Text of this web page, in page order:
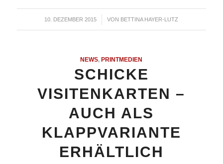
10. DEZEMBER 2015
/ VON BETTINA HAYER-LUTZ
NEWS ,PRINTMEDIEN
SCHICKE
VISITENKARTEN –
AUCH ALS
KLAPPVARIANTE
ERHÄLTLICH